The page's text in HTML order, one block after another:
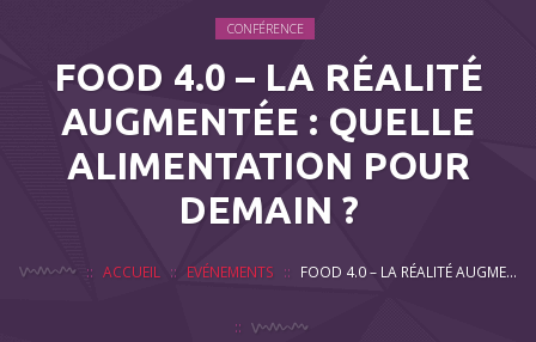
CONFÉRENCE
FOOD 4.0 – LA RÉALITÉ
AUGMENTÉE : QUELLE
ALIMENTATION POUR
DEMAIN ?
ACCUEIL EVÉNEMENTS FOOD 4.0 – LA RÉALITÉ AUGMENTÉE : QUELLE ALIMENTATION POUR DEMAIN ?